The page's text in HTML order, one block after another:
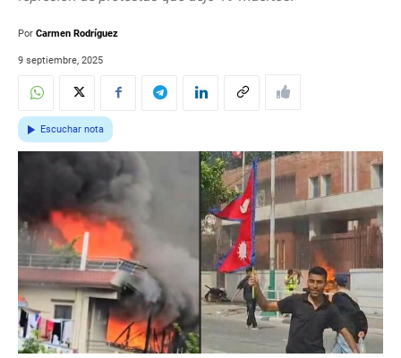
Por Carmen Rodríguez
9 septiembre, 2025
Escuchar nota